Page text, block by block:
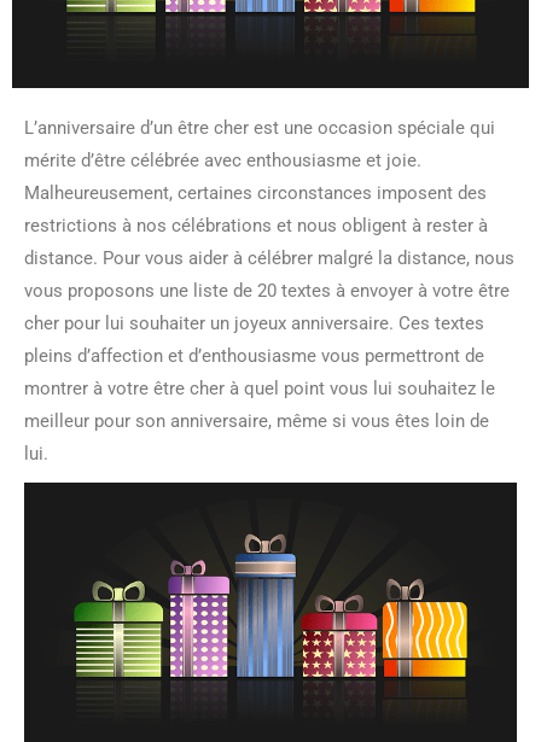
L’anniversaire d’un être cher est une occasion spéciale qui
mérite d’être célébrée avec enthousiasme et joie.
Malheureusement, certaines circonstances imposent des
restrictions à nos célébrations et nous obligent à rester à
distance. Pour vous aider à célébrer malgré la distance, nous
vous proposons une liste de 20 textes à envoyer à votre être
cher pour lui souhaiter un joyeux anniversaire. Ces textes
pleins d’affection et d’enthousiasme vous permettront de
montrer à votre être cher à quel point vous lui souhaitez le
meilleur pour son anniversaire, même si vous êtes loin de
lui.